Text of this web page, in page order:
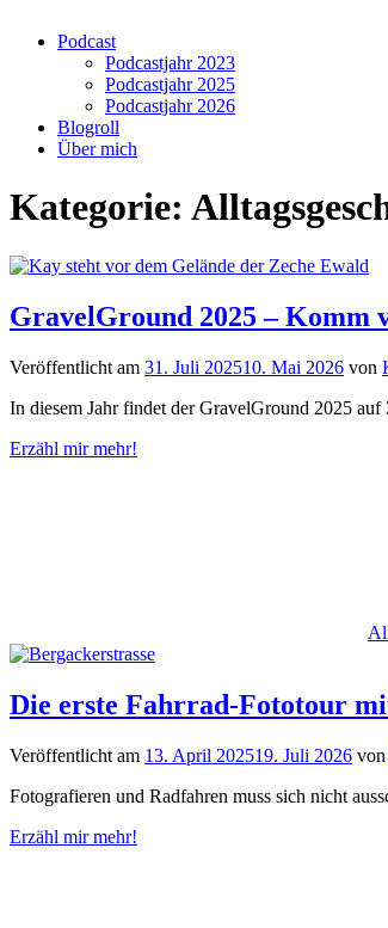
Podcast
Podcastjahr 2023
Podcastjahr 2025
Podcastjahr 2026
Blogroll
Über mich
Kategorie:
GravelGround 2025 – Komm
Veröffentlicht am 31. Juli 202510. Mai 2026 von
In diesem Jahr findet der GravelGround 2025
Erzähl mir mehr!
Die erste Fahrrad-Fototour
Veröffentlicht am 13. April 202519. Juli 2026 von
Fotografieren und Radfahren muss sich nicht
Erzähl mir mehr!